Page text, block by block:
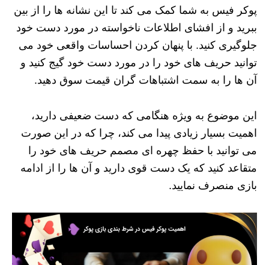
پوکر فیس به شما کمک می کند تا این نشانه ها را از بین
ببرید و از افشای اطلاعات ناخواسته در مورد دست خود
جلوگیری کنید. با پنهان کردن احساسات واقعی خود می
توانید حریف های خود را در مورد دست خود گیج کنید و
آن ها را به سمت اشتباهات گران قیمت سوق دهید.
این موضوع به ویژه هنگامی که دست ضعیفی دارید،
اهمیت بسیار زیادی پیدا می کند، چرا که در این صورت
می توانید با حفظ چهره ای مصمم حریف های خود را
متقاعد کنید که یک دست قوی دارید و آن ها را از ادامه
بازی منصرف نمایید.